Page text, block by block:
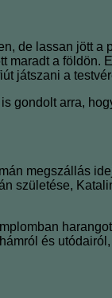
de lassan jött
a földön.
játszani a
gondolt arra,
megszállás
születése,
és